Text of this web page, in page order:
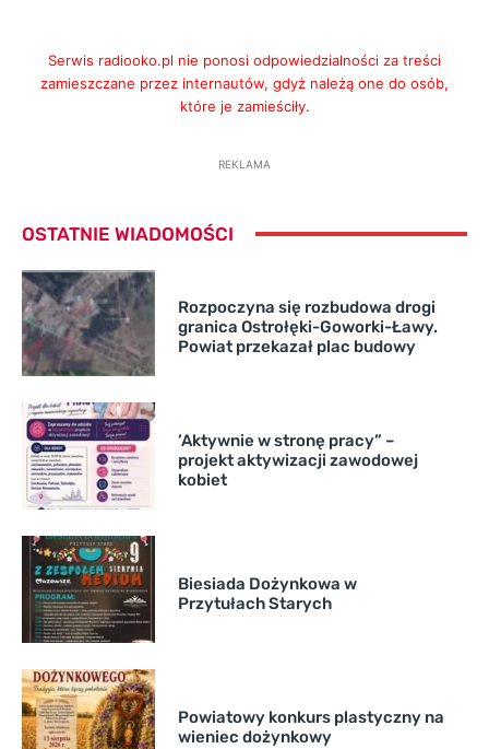
Serwis radiooko.pl nie ponosi odpowiedzialności za treści
zamieszczane przez internautów, gdyż należą one do osób,
które je zamieściły.
REKLAMA
OSTATNIE WIADOMOŚCI
Rozpoczyna się rozbudowa drogi
granica Ostrołęki-Goworki-Ławy.
Powiat przekazał plac budowy
’Aktywnie w stronę pracy” –
projekt aktywizacji zawodowej
kobiet
Biesiada Dożynkowa w
Przytułach Starych
Powiatowy konkurs plastyczny na
wieniec dożynkowy